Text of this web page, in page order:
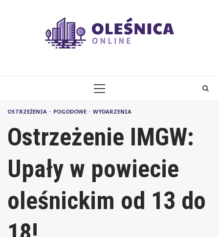
PRIMARY
OSTRZEŻENIA POGODOWE WYDARZENIA
Ostrzeżenie IMGW:
Upały w powiecie
oleśnickim od 13 do